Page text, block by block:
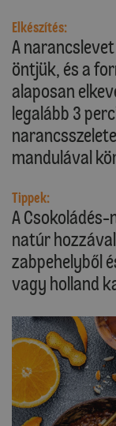
Elkészítés:
A
öntjük, és a
alaposan
legalább 3
mandulával
Tippek:
A
natúr
zabpehelyből
vagy holland